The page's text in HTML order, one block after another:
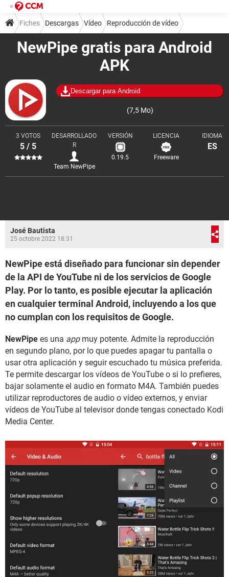
NewPipe gratis para Android
APK
Descargar para Android
(7,5 Mo)
3 VOTOS
5 / 5
DESARROLLADO
R
Team NewPipe
VERSIÓN
0.19.5
LICENCIA
Freeware
IDIOMA
ES
Fiches Descargas Vídeo Reproducción de vídeo
José Bautista
25 octobre 2022 18:31
NewPipe está diseñado para funcionar sin depender
de la API de YouTube ni de los servicios de Google
Play. Por lo tanto, es posible ejecutar la aplicación
en cualquier terminal Android, incluyendo a los que
no cumplan con los requisitos de Google.
NewPipe es una appmuy potente. Admite la reproducción
en segundo plano, por lo que puedes apagar tu pantalla o
usar otra aplicación y seguir escuchado tu música preferida.
Te permite descargar los vídeos de YouTube o si lo prefieres,
bajar solamente el audio en formato M4A. También puedes
utilizar reproductores de audio o vídeo externos, y enviar
vídeos de YouTube al televisor donde tengas conectado Kodi
Media Center.